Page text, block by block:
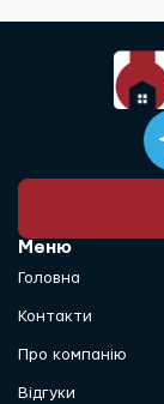
Меню
Головна
Контакти
Про компанію
Відгуки